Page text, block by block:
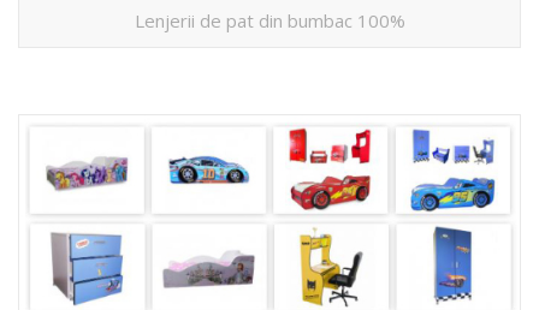
Lenjerii de pat din bumbac 100%